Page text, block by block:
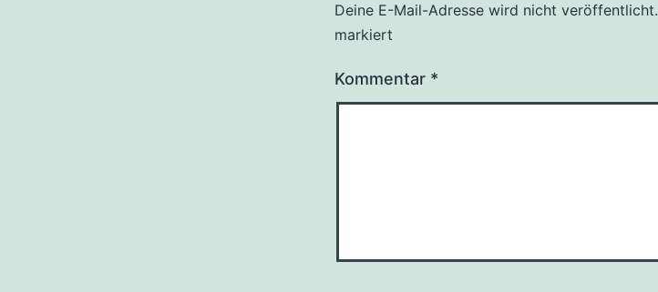
Deine E-Mail-Adresse wird nicht veröffentlicht.
markiert
Kommentar *